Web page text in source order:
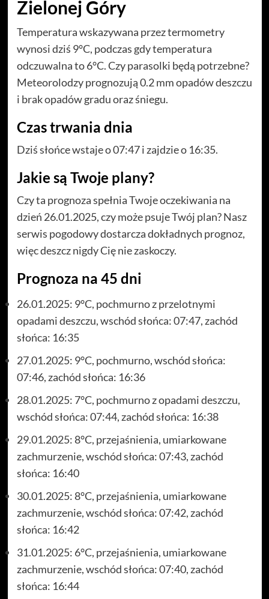
Zielonej Góry
Temperatura wskazywana przez termometry
wynosi dziś 9°C, podczas gdy temperatura
odczuwalna to 6°C. Czy parasolki będą potrzebne?
Meteorolodzy prognozują 0.2 mm opadów deszczu
i brak opadów gradu oraz śniegu.
Czas trwania dnia
Dziś słońce wstaje o 07:47 i zajdzie o 16:35.
Jakie są Twoje plany?
Czy ta prognoza spełnia Twoje oczekiwania na
dzień 26.01.2025, czy może psuje Twój plan? Nasz
serwis pogodowy dostarcza dokładnych prognoz,
więc deszcz nigdy Cię nie zaskoczy.
Prognoza na 45 dni
26.01.2025: 9°C, pochmurno z przelotnymi
opadami deszczu, wschód słońca: 07:47, zachód
słońca: 16:35
27.01.2025: 9°C, pochmurno, wschód słońca:
07:46, zachód słońca: 16:36
28.01.2025: 7°C, pochmurno z opadami deszczu,
wschód słońca: 07:44, zachód słońca: 16:38
29.01.2025: 8°C, przejaśnienia, umiarkowane
zachmurzenie, wschód słońca: 07:43, zachód
słońca: 16:40
30.01.2025: 8°C, przejaśnienia, umiarkowane
zachmurzenie, wschód słońca: 07:42, zachód
słońca: 16:42
31.01.2025: 6°C, przejaśnienia, umiarkowane
zachmurzenie, wschód słońca: 07:40, zachód
słońca: 16:44